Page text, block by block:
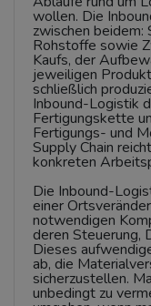
wollen. Die
zwischen
Rohstoffe sowie
Kaufs, der
jeweiligen
schließlich
Inbound-Logistik
Fertigungskette
Fertigungs- und
Supply Chain
konkreten
Die Inbound-
einer
notwendigen
deren Steuerung,
Dieses
ab, die
sicherzustellen.
unbedingt zu